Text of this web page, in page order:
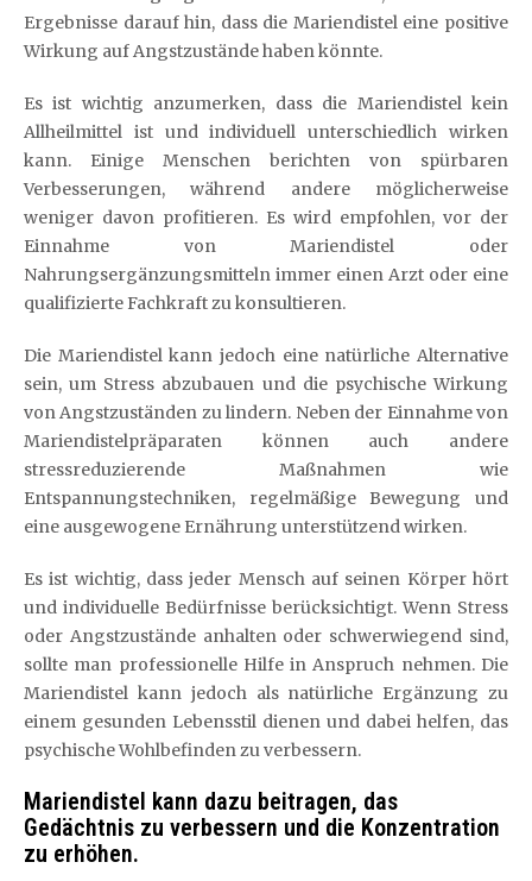
Ergebnisse darauf hin, dass die Mariendistel eine positive
Wirkung auf Angstzustände haben könnte.
Es ist wichtig anzumerken, dass die Mariendistel kein
Allheilmittel ist und individuell unterschiedlich wirken
kann. Einige Menschen berichten von spürbaren
Verbesserungen, während andere möglicherweise
weniger davon profitieren. Es wird empfohlen, vor der
Einnahme von Mariendistel oder
Nahrungsergänzungsmitteln immer einen Arzt oder eine
qualifizierte Fachkraft zu konsultieren.
Die Mariendistel kann jedoch eine natürliche Alternative
sein, um Stress abzubauen und die psychische Wirkung
von Angstzuständen zu lindern. Neben der Einnahme von
Mariendistelpräparaten können auch andere
stressreduzierende Maßnahmen wie
Entspannungstechniken, regelmäßige Bewegung und
eine ausgewogene Ernährung unterstützend wirken.
Es ist wichtig, dass jeder Mensch auf seinen Körper hört
und individuelle Bedürfnisse berücksichtigt. Wenn Stress
oder Angstzustände anhalten oder schwerwiegend sind,
sollte man professionelle Hilfe in Anspruch nehmen. Die
Mariendistel kann jedoch als natürliche Ergänzung zu
einem gesunden Lebensstil dienen und dabei helfen, das
psychische Wohlbefinden zu verbessern.
Mariendistel kann dazu beitragen, das
Gedächtnis zu verbessern und die Konzentration
zu erhöhen.